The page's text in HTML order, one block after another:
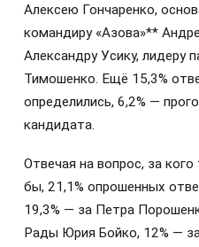
Алексею Гончаренко,
командиру «Азова»**
Александру Усику, лидеру
Тимошенко. Ещё 15,3%
определились, 6,2% —
кандидата.
Отвечая на вопрос, за
бы, 21,1% опрошенных
19,3% — за Петра
Рады Юрия Бойко, 12% —